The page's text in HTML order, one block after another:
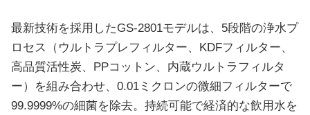
最新技術を採用したGS-2801モデルは、5段階の浄水プ
ロセス（ウルトラプレフィルター、KDFフィルター、
高品質活性炭、PPコットン、内蔵ウルトラフィルタ
ー）を組み合わせ、0.01ミクロンの微細フィルターで
99.9999%の細菌を除去。持続可能で経済的な飲用水を